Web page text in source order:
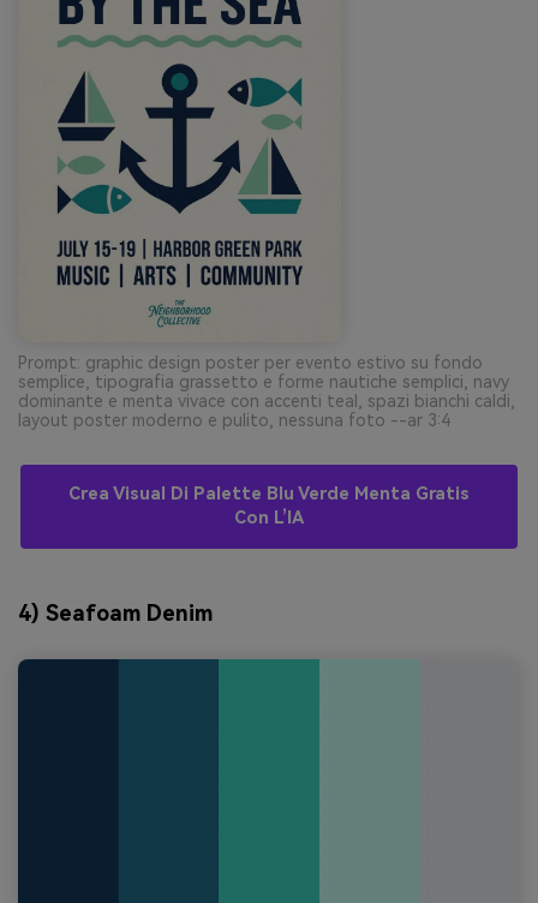
Prompt: graphic design poster per evento estivo su fondo
semplice, tipografia grassetto e forme nautiche semplici, navy
dominante e menta vivace con accenti teal, spazi bianchi caldi,
layout poster moderno e pulito, nessuna foto --ar 3:4
Crea Visual Di Palette Blu Verde Menta Gratis
Con L’IA
4) Seafoam Denim